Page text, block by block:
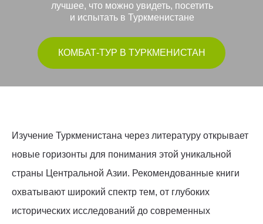
лучшее, что можно увидеть, посетить
и испытать в Туркменистане
КОМБАТ-ТУР В ТУРКМЕНИСТАН
Изучение Туркменистана через литературу открывает
новые горизонты для понимания этой уникальной
страны Центральной Азии. Рекомендованные книги
охватывают широкий спектр тем, от глубоких
исторических исследований до современных